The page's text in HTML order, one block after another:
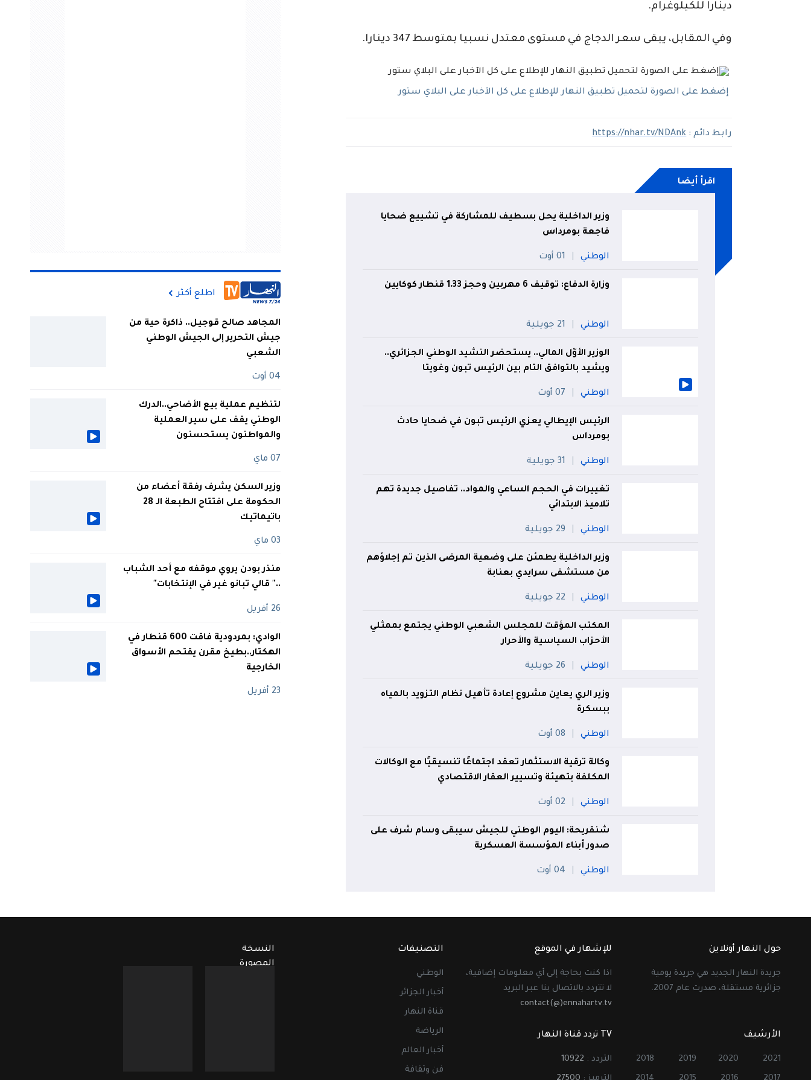
دينارا للكيلوغرام.
وفي المقابل، يبقى سعر الدجاج في مستوى معتدل نسبيا بمتوسط 347 دينارا.
إضغط على الصورة لتحميل تطبيق النهار للإطلاع على كل الآخبار على البلاي ستور
رابط دائم :https://nhar.tv/NDAnk
اقرأ أيضا
وزير الداخلية يحل بسطيف للمشاركة في تشييع ضحايا
فاجعة بومرداس
الوطني 01 أوت
وزارة الدفاع: توقيف 6 مهربين وحجز 1.33 قنطار كوكايين
الوطني 21 جويلية
الوزير الأوّل المالي.. يستحضر النشيد الوطني الجزائري..
ويشيد بالتوافق التام بين الرئيس تبون وغويتا
الوطني 07 أوت
الرئيس الإيطالي يعزي الرئيس تبون في ضحايا حادث
بومرداس
الوطني 31 جويلية
تغييرات في الحجم الساعي والمواد.. تفاصيل جديدة تهم
تلاميذ الابتدائي
الوطني 29 جويلية
وزير الداخلية يطمئن على وضعية المرضى الذين تم إجلاؤهم
من مستشفى سرايدي بعنابة
الوطني 22 جويلية
المكتب المؤقت للمجلس الشعبي الوطني يجتمع بممثلي
الأحزاب السياسية والأحرار
الوطني 26 جويلية
وزير الري يعاين مشروع إعادة تأهيل نظام التزويد بالمياه
ببسكرة
الوطني 08 أوت
وكالة ترقية الاستثمار تعقد اجتماعًا تنسيقيًا مع الوكالات
المكلفة بتهيئة وتسيير العقار الاقتصادي
الوطني 02 أوت
شنقريحة: اليوم الوطني للجيش سيبقى وسام شرف على
صدور أبناء المؤسسة العسكرية
الوطني 04 أوت
اطلع أكثر
المجاهد صالح قوجيل.. ذاكرة حية من
جيش التحرير إلى الجيش الوطني
الشعبي
04 أوت
لتنظيم عملية بيع الأضاحي..الدرك
الوطني يقف على سير العملية
والمواطنون يستحسنون
07 ماي
وزير السكن يشرف رفقة أعضاء من
الحكومة على افتتاح الطبعة الـ 28
باتيماتيك
03 ماي
منذر بودن يروي موقفه مع أحد الشباب
.." قالي تبانو غير في الإنتخابات"
26 أفريل
الوادي: بمردودية فاقت 600 قنطار في
الهكتار..بطيخ مقرن يقتحم الأسواق
الخارجية
23 أفريل
حول النهار أونلاين
جريدة النهار الجديد هي جريدة يومية
جزائرية مستقلة، صدرت عام 2007.
للإشهار في الموقع
اذا كنت بحاجة إلى أي معلومات إضافية،
لا تتردد بالاتصال بنا عبر البريد
contact(@)ennahartv.tv
الأرشيف
2021
2020
2019
2018
TV تردد قناة النهار
التردد : 10922
التصنيفات
الوطني
أخبار الجزائر
قناة النهار
الرياضة
أخبار العالم
فن وثقافة
النسخة
المصورة